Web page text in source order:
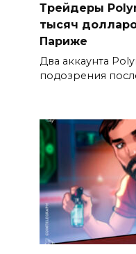
Трейдеры
тысяч
Париже
Два аккаунта
подозрения